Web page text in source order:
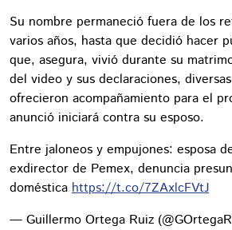
Su nombre permaneció fuera de los
varios años, hasta que decidió hacer
que, asegura, vivió durante su
del video y sus declaraciones,
ofrecieron acompañamiento para el
anunció iniciará contra su esposo.
Entre jaloneos y empujones: esposa
exdirector de Pemex, denuncia
doméstica https://t.co/7ZAxlcFVtJ
— Guillermo Ortega Ruiz